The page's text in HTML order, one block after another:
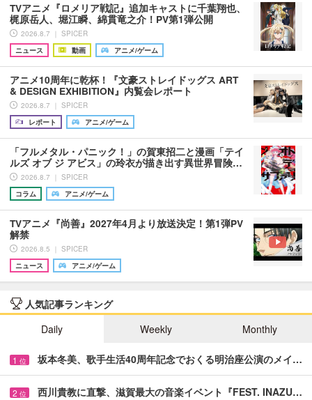
TVアニメ『ロメリア戦記』追加キャストに千葉翔也、
梶原岳人、堀江瞬、綿貫竜之介！PV第1弾公開
2026.8.7 ｜ SPICER
ニュース
動画 アニメ/ゲーム
アニメ10周年に乾杯！『文豪ストレイドッグス ART
& DESIGN EXHIBITION』内覧会レポート
2026.8.7 ｜ SPICER
レポート
アニメ/ゲーム
「フルメタル・パニック！」の賀東招二と漫画「テイ
ルズ オブ ジ アビス」の玲衣が描き出す異世界冒険…
2026.8.7 ｜ SPICER
コラム
アニメ/ゲーム
TVアニメ『尚善』2027年4月より放送決定！第1弾PV
解禁
2026.8.5 ｜ SPICER
ニュース
アニメ/ゲーム
人気記事ランキング
Daily
Weekly Monthly
1 位 坂本冬美、歌手生活40周年記念でおくる明治座公演のメイ…
2 位 西川貴教に直撃、滋賀最大の音楽イベント『FEST. INAZU…